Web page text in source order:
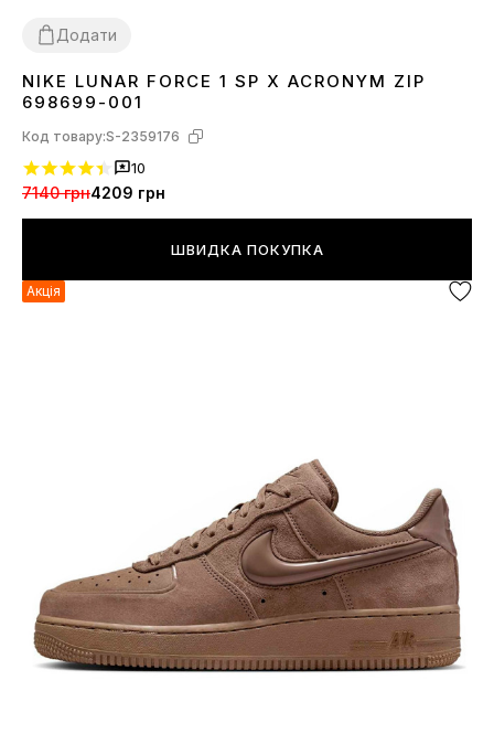
Додати
3738 41424344 45
NIKE LUNAR FORCE 1 SP X ACRONYM ZIP
698699-001
Код товару:S-2359176
10
7140 грн4209 грн
ШВИДКА ПОКУПКА
Акція